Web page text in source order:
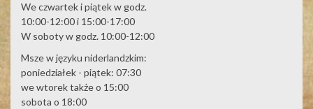
We czwartek i piątek w godz.
10:00-12:00 i 15:00-17:00
W soboty w godz. 10:00-12:00
Msze w języku niderlandzkim:
poniedziałek - piątek: 07:30
we wtorek także o 15:00
sobota o 18:00